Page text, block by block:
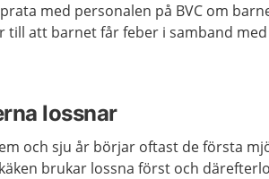
med personalen på BVC om
till att barnet får feber i samband
lossnar
och sju år börjar oftast de första
brukar lossna först och